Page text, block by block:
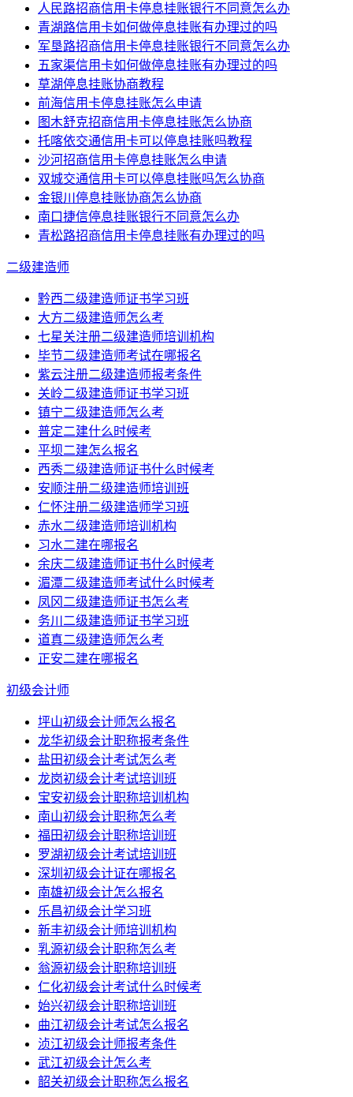
人民路招商信用卡停息挂账银行不同意怎么办
青湖路信用卡如何做停息挂账有办理过的吗
军垦路招商信用卡停息挂账银行不同意怎么办
五家渠信用卡如何做停息挂账有办理过的吗
草湖停息挂账协商教程
前海信用卡停息挂账怎么申请
图木舒克招商信用卡停息挂账怎么协商
托喀依交通信用卡可以停息挂账吗教程
沙河招商信用卡停息挂账怎么申请
双城交通信用卡可以停息挂账吗怎么协商
金银川停息挂账协商怎么协商
南口捷信停息挂账银行不同意怎么办
青松路招商信用卡停息挂账有办理过的吗
二级建造师
黔西二级建造师证书学习班
大方二级建造师怎么考
七星关注册二级建造师培训机构
毕节二级建造师考试在哪报名
紫云注册二级建造师报考条件
关岭二级建造师证书学习班
镇宁二级建造师怎么考
普定二建什么时候考
平坝二建怎么报名
西秀二级建造师证书什么时候考
安顺注册二级建造师培训班
仁怀注册二级建造师学习班
赤水二级建造师培训机构
习水二建在哪报名
余庆二级建造师证书什么时候考
湄潭二级建造师考试什么时候考
凤冈二级建造师证书怎么考
务川二级建造师证书学习班
道真二级建造师怎么考
正安二建在哪报名
初级会计师
坪山初级会计师怎么报名
龙华初级会计职称报考条件
盐田初级会计考试怎么考
龙岗初级会计考试培训班
宝安初级会计职称培训机构
南山初级会计职称怎么考
福田初级会计职称培训班
罗湖初级会计考试培训班
深圳初级会计证在哪报名
南雄初级会计怎么报名
乐昌初级会计学习班
新丰初级会计师培训机构
乳源初级会计职称怎么考
翁源初级会计职称培训班
仁化初级会计考试什么时候考
始兴初级会计职称培训班
曲江初级会计考试怎么报名
浈江初级会计师报考条件
武江初级会计怎么考
韶关初级会计职称怎么报名